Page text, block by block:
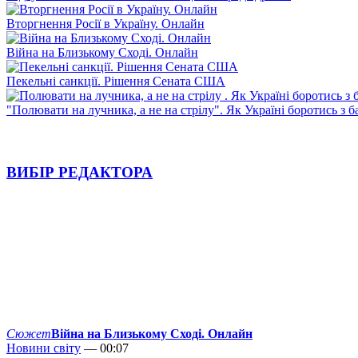
Вторгнення Росії в Україну. Онлайн
Війна на Близькому Сході. Онлайн
Пекельні санкції. Рішення Сената США
"Полювати на лучника, а не на стрілу". Як Україні боротись з
ВИБІР РЕДАКТОРА
СюжетВійна на Близькому Сході. Онлайн
Новини світу — 00:07